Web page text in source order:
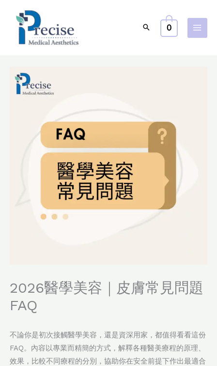
0
2026醫學美容｜皮膚常見問題
FAQ
不論你是初次接觸醫學美容，還是資深用家，都值得看看這份
FAQ。內容以專業而精簡的方式，解釋各種醫美療程的原理、
效果，比較不同療程的分別，協助你在安全前提下作出最適合